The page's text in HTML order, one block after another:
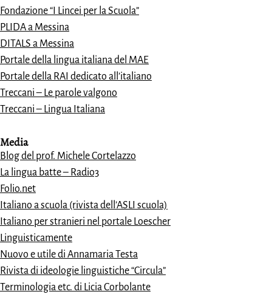
Fondazione “I Lincei per la Scuola”
PLIDA a Messina
DITALS a Messina
Portale della lingua italiana del MAE
Portale della RAI dedicato all’italiano
Treccani – Le parole valgono
Treccani – Lingua Italiana
Media
Blog del prof. Michele Cortelazzo
La lingua batte – Radio3
Folio.net
Italiano a scuola (rivista dell’ASLI scuola)
Italiano per stranieri nel portale Loescher
Linguisticamente
Nuovo e utile di Annamaria Testa
Rivista di ideologie linguistiche “Circula”
Terminologia etc. di Licia Corbolante